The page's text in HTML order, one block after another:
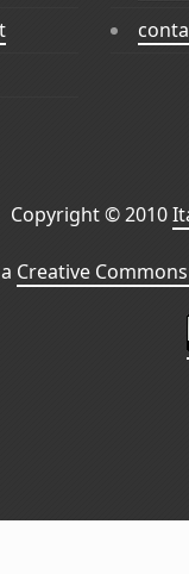
Copyright © 2010
Creative